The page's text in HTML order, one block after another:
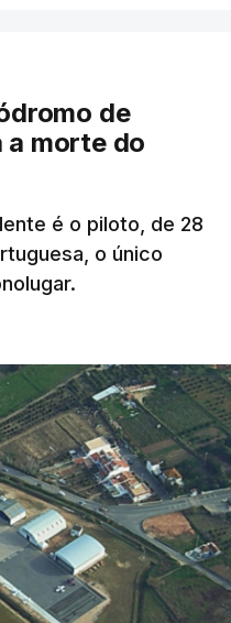
de
a morte do
é o piloto, de 28
o único